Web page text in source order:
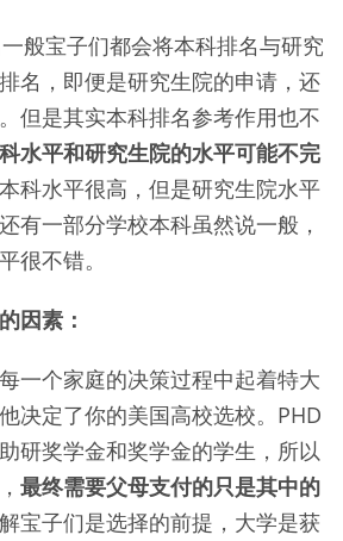
般宝子们都会将本科排名与研究
名，即便是研究生院的申请，还
但是其实本科排名参考作用也不
水平和研究生院的水平可能不完
科水平很高，但是研究生院水平
有一部分学校本科虽然说一般，
很不错。
因素：
一个家庭的决策过程中起着特大
决定了你的美国高校选校。PHD
研奖学金和奖学金的学生，所以
最终需要父母支付的只是其中的
宝子们是选择的前提，大学是获